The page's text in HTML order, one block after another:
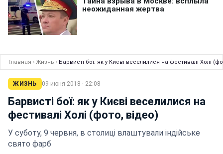
Главная › Жизнь › Барвисті бої: як у Києві веселилися на фестивалі Холі
ЖИЗНЬ 09 июня 2018 · 22:08
Барвисті бої: як у Києві веселилися на
фестивалі Холі (фото, відео)
У суботу, 9 червня, в столиці влаштували індійське
свято фарб